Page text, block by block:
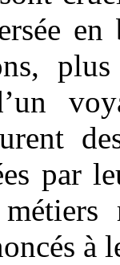
en
par
à